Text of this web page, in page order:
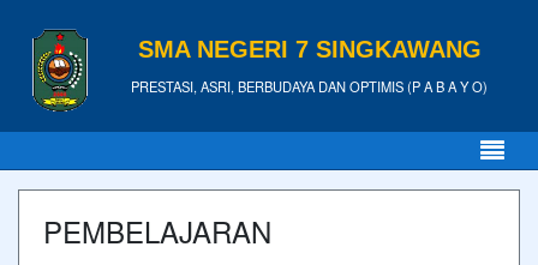
SMA NEGERI 7 SINGKAWANG
PRESTASI, ASRI, BERBUDAYA DAN OPTIMIS (P A B A Y O)
PEMBELAJARAN